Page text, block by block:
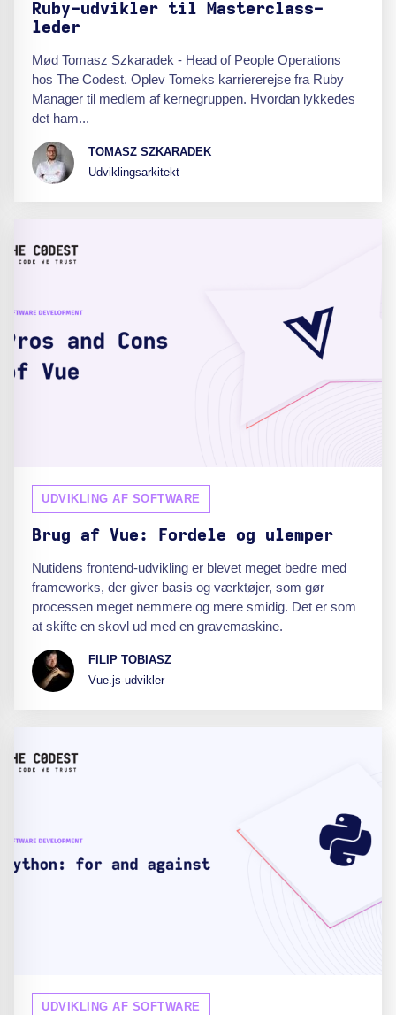
Ruby-udvikler til Masterclass-
leder
Mød Tomasz Szkaradek - Head of People Operations
hos The Codest. Oplev Tomeks karriererejse fra Ruby
Manager til medlem af kernegruppen. Hvordan lykkedes
det ham...
TOMASZ SZKARADEK
Udviklingsarkitekt
UDVIKLING AF SOFTWARE
Brug af Vue: Fordele og ulemper
Nutidens frontend-udvikling er blevet meget bedre med
frameworks, der giver basis og værktøjer, som gør
processen meget nemmere og mere smidig. Det er som
at skifte en skovl ud med en gravemaskine.
FILIP TOBIASZ
Vue.js-udvikler
UDVIKLING AF SOFTWARE